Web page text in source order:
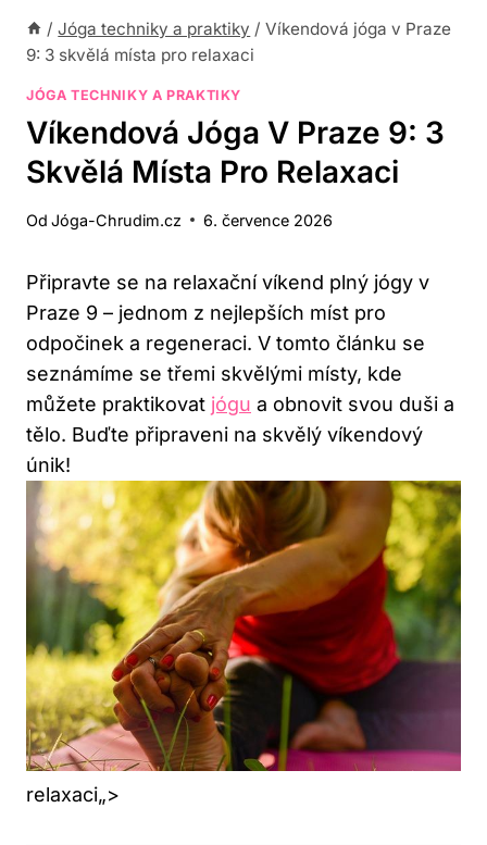
/ Jóga techniky a praktiky / Víkendová jóga v Praze
9: 3 skvělá místa pro relaxaci
JÓGA TECHNIKY A PRAKTIKY
Víkendová Jóga V Praze 9: 3
Skvělá Místa Pro Relaxaci
Od Jóga-Chrudim.cz 6. července 2026
Připravte se ‍na relaxační víkend plný jógy v
Praze 9 – jednom z nejlepších ​míst⁣ pro
odpočinek a⁢ regeneraci. V tomto článku​ se
seznámíme se třemi skvělými‌ místy, kde‍
můžete⁣ praktikovat jógu ‍a obnovit svou duši⁢ a
tělo. Buďte připraveni na skvělý víkendový
únik!
relaxaci„>